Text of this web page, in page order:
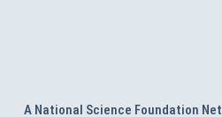
A National Science Foundation